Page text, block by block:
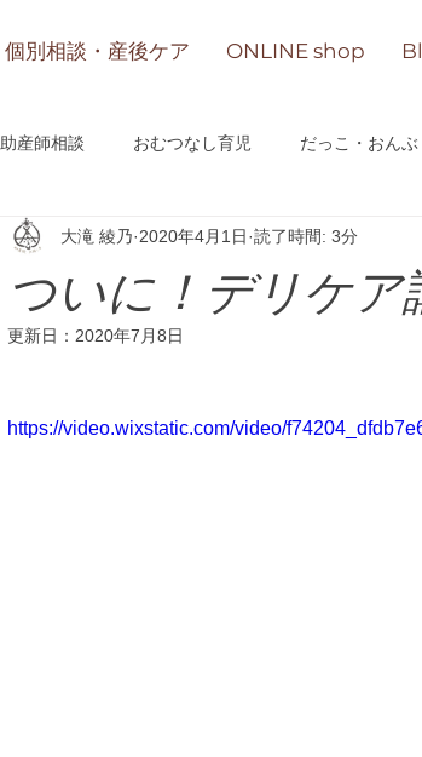
個別相談・産後ケア ONLINE shop
助産師相談 おむつなし育児 だっこ・おんぶ
その他 「おかえり」on-lineサロン
ついに！デリケア
大滝 綾乃 2020年4月1日 読了時間: 3分
更新日： 2020年7月8日
https://video.wixstatic.com/video/